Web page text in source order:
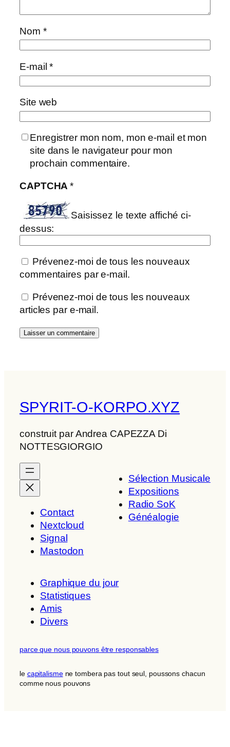
Nom *
E-mail*
Site web
Enregistrer mon nom, mon e-mail et mon
site dans le navigateur pour mon
prochain commentaire.
CAPTCHA*
Saisissez le texte affiché ci-
dessus:
Prévenez-moi de tous les nouveaux
commentaires par e-mail.
Prévenez-moi de tous les nouveaux
articles par e-mail.
SPYRIT-O-KORPO.XYZ
construit par Andrea CAPEZZA Di
NOTTESGIORGIO
Contact
Nextcloud
Signal
Mastodon
Sélection Musicale
Expositions
Radio SoK
Généalogie
Graphique du jour
Statistiques
Amis
Divers
parce que nous pouvons être responsables
le capitalismene tombera pas tout seul, poussons chacun
comme nous pouvons